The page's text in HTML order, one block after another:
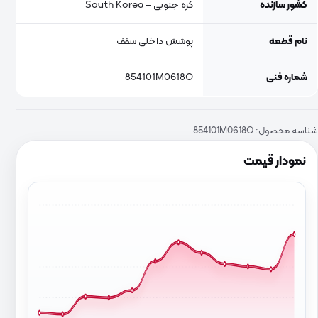
نمودار قیمت
کشور سازنده کره جنوبی – South Korea
نام قطعه پوشش داخلی سقف
شماره فنی 854101M0618O
شناسه محصول: 854101M0618O